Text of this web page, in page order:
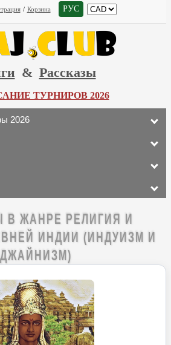
/ Корзина РУС
& Рассказы
ТУРНИРОВ 2026
2026
В ЖАНРЕ РЕЛИГИЯ И
ИНДИИ (ИНДУИЗМ И
ДЖАЙНИЗМ)